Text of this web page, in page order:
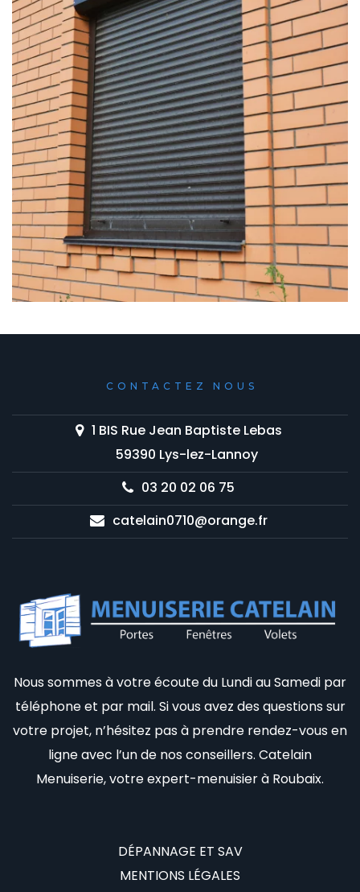
CONTACTEZ NOUS
1 BIS Rue Jean Baptiste Lebas
59390 Lys-lez-Lannoy
03 20 02 06 75
catelain0710@orange.fr
Nous sommes à votre écoute du Lundi au Samedi par
téléphone et par mail. Si vous avez des questions sur
votre projet, n’hésitez pas à prendre rendez-vous en
ligne avec l’un de nos conseillers. Catelain
Menuiserie, votre expert-menuisier à Roubaix.
DÉPANNAGE ET SAV
MENTIONS LÉGALES